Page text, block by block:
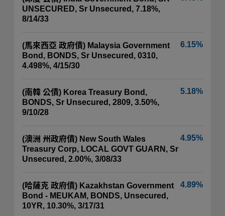
UNSECURED, Sr Unsecured, 7.18%,
8/14/33
(馬來西亞 政府債) Malaysia Government
Bond, BONDS, Sr Unsecured, 0310,
4.498%, 4/15/30
6.15%
(南韓 公債) Korea Treasury Bond,
BONDS, Sr Unsecured, 2809, 3.50%,
9/10/28
5.18%
(澳洲 州政府債) New South Wales
Treasury Corp, LOCAL GOVT GUARN, Sr
Unsecured, 2.00%, 3/08/33
4.95%
(哈薩克 政府債) Kazakhstan Government
Bond - MEUKAM, BONDS, Unsecured,
10YR, 10.30%, 3/17/31
4.89%